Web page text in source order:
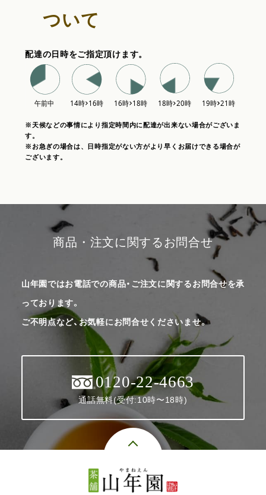
ついて
配達の日時をご指定頂けます。
※天候などの事情により指定時間内に配達が出来ない場合がございま
す。
※お急ぎの場合は、日時指定がない方がより早くお届けできる場合が
ございます。
商品・注文に関するお問合せ
山年園ではお電話での商品・ご注文に関するお問合せを承
っております。
ご不明点など、お気軽にお問合せくださいませ。
0120-22-4663
通話無料(受付:10時〜18時)